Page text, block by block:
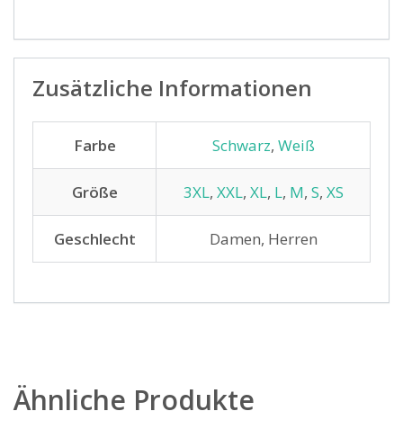
Zusätzliche Informationen
Farbe Schwarz, Weiß
Größe 3XL, XXL, XL, L, M, S, XS
Geschlecht Damen, Herren
Ähnliche Produkte